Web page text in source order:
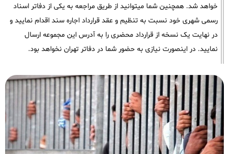
خواهد شد. همچنین شما میتوانید از طریق مراجعه به یکی از دفاتر اسناد
رسمی شهری خود نسبت به تنظیم و عقد قرارداد اجاره سند اقدام نمایید و
در نهایت یک نسخه از قرارداد محضری را به آدرس این مجموعه ارسال
نمایید. در اینصورت نیازی به حضور شما در دفاتر تهران نخواهد بود.